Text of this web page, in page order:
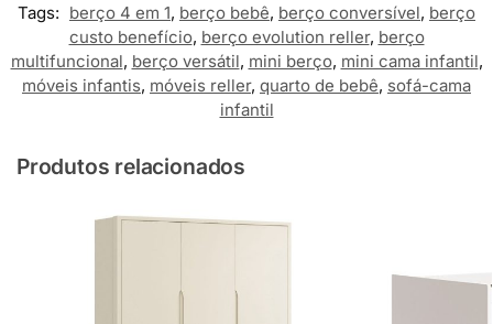
Tags: berço 4 em 1, berço bebê, berço conversível, berço
custo benefício, berço evolution reller, berço
multifuncional, berço versátil, mini berço, mini cama infantil,
móveis infantis, móveis reller, quarto de bebê, sofá-cama
infantil
Produtos relacionados